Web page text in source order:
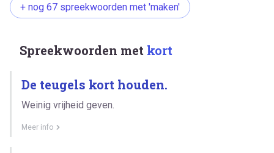
+ nog 67 spreekwoorden met 'maken'
Spreekwoorden met kort
De teugels kort houden.
Weinig vrijheid geven.
Meer info